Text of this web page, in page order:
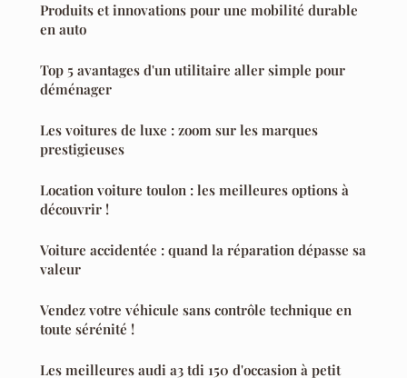
Produits et innovations pour une mobilité durable
en auto
Top 5 avantages d'un utilitaire aller simple pour
déménager
Les voitures de luxe : zoom sur les marques
prestigieuses
Location voiture toulon : les meilleures options à
découvrir !
Voiture accidentée : quand la réparation dépasse sa
valeur
Vendez votre véhicule sans contrôle technique en
toute sérénité !
Les meilleures audi a3 tdi 150 d'occasion à petit